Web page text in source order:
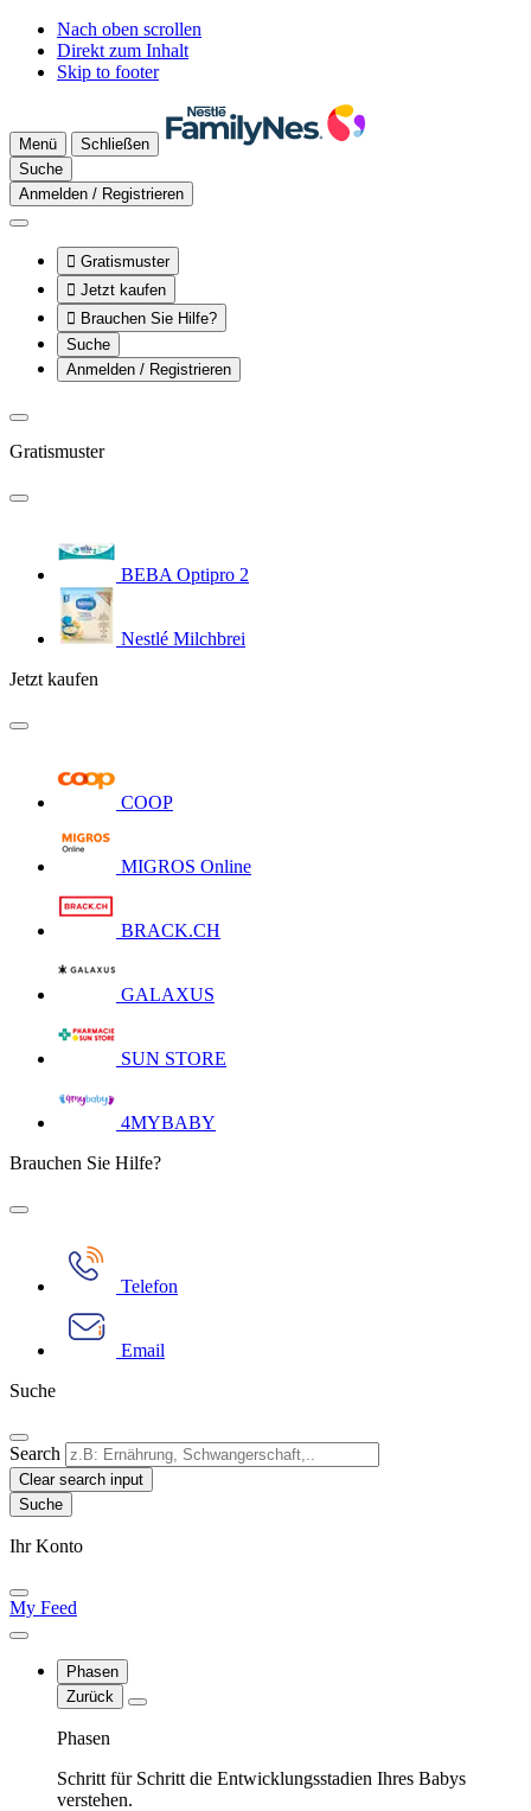
Nach oben scrollen
Direkt zum Inhalt
Skip to footer
Menü
Schließen
Suche
Anmelden / Registrieren
 Gratismuster
 Jetzt kaufen
 Brauchen Sie Hilfe?
Suche
Anmelden / Registrieren
Gratismuster
BEBA Optipro 2
Nestlé Milchbrei
Jetzt kaufen
COOP
MIGROS Online
BRACK.CH
GALAXUS
SUN STORE
4MYBABY
Brauchen Sie Hilfe?
Telefon
Email
Suche
Search
Clear search input
Ihr Konto​
My Feed
Phasen
Zurück
Phasen
Schritt für Schritt die Entwicklungsstadien Ihres Babys
verstehen.